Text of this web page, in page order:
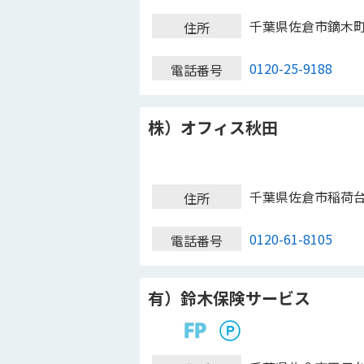
住所 千葉県佐倉市鏑木
電話番号 0120-25-9188
株）オフィス秋田
住所 千葉県佐倉市稲荷
電話番号 0120-61-8105
有）鈴木保険サービス